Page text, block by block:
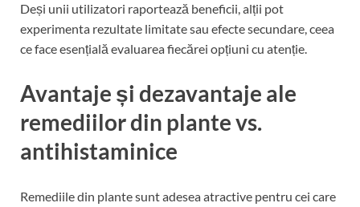
Deși unii utilizatori raportează beneficii, alții pot
experimenta rezultate limitate sau efecte secundare, ceea
ce face esențială evaluarea fiecărei opțiuni cu atenție.
Avantaje și dezavantaje ale
remediilor din plante vs.
antihistaminice
Remediile din plante sunt adesea atractive pentru cei care